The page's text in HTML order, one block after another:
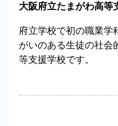
大阪府立たまがわ高等
府立学校で初の職業学
がいのある生徒の社会
等支援学校です。